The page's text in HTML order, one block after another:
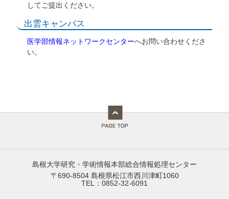
してご提出ください。
出雲キャンパス
医学部情報ネットワークセンターへお問い合わせくださ
い。
島根大学研究・学術情報本部総合情報処理センター
〒690-8504 島根県松江市西川津町1060
TEL：0852-32-6091